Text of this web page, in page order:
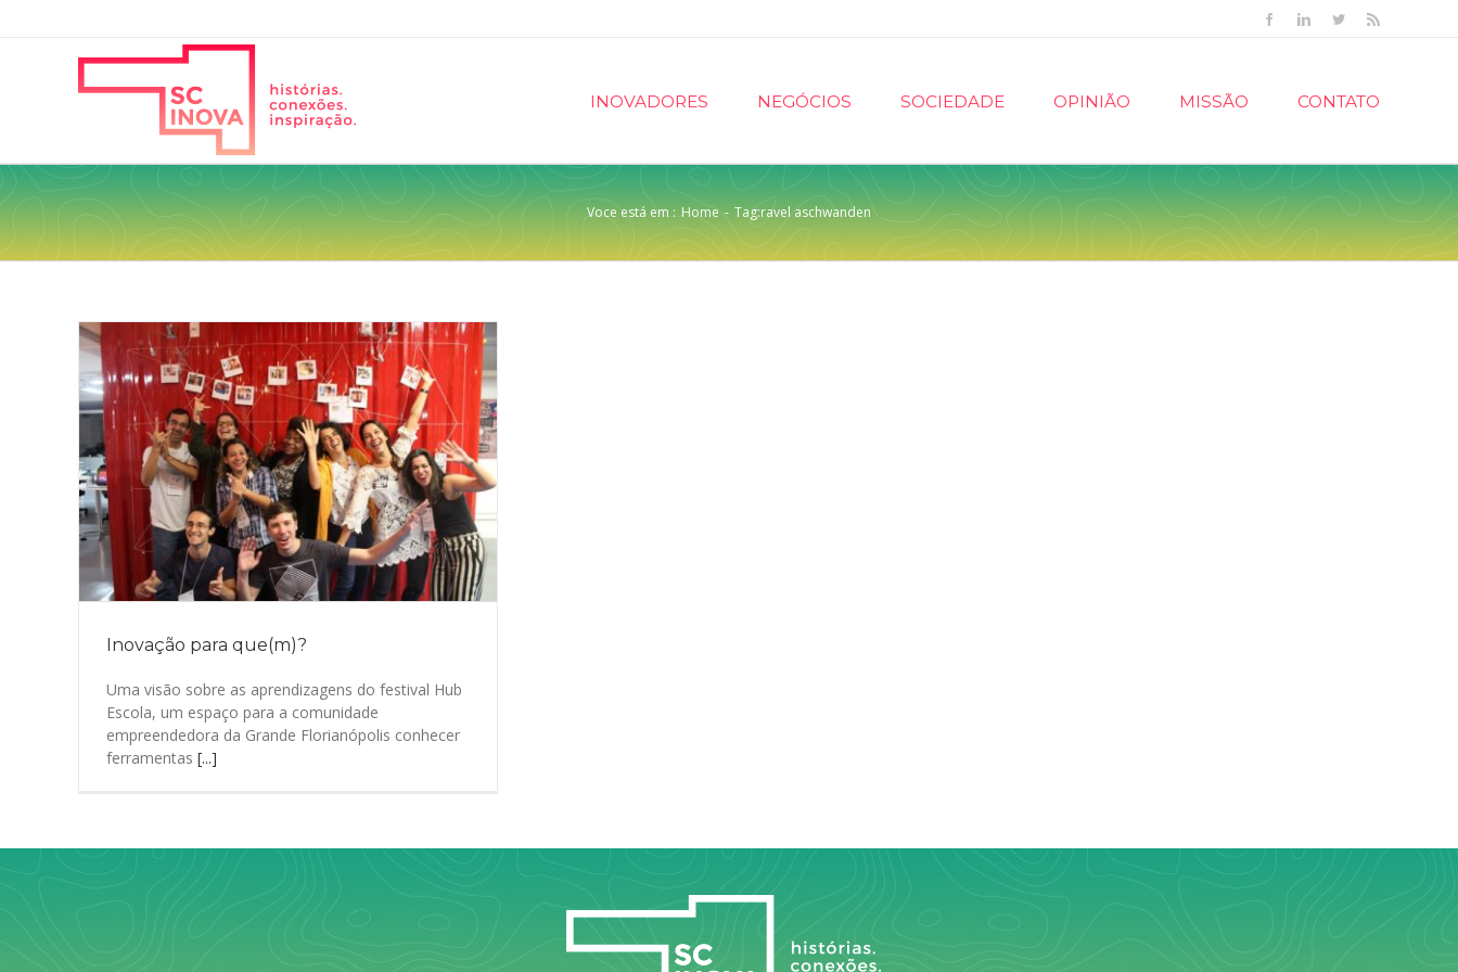
FacebookLinkedinTwitter
INOVADORES NEGÓCIOS SOCIEDADE OPINIÃO MISSÃO CONTATO
Voce está em : Home - Tag:ravel aschwanden
Inovação para que(m)?
Uma visão sobre as aprendizagens do festival Hub
Escola, um espaço para a comunidade
empreendedora da Grande Florianópolis conhecer
ferramentas [...]